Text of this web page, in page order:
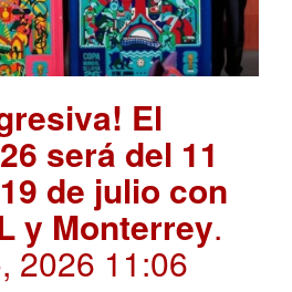
El
será del 11
de julio con
y Monterrey.
2026 11:06